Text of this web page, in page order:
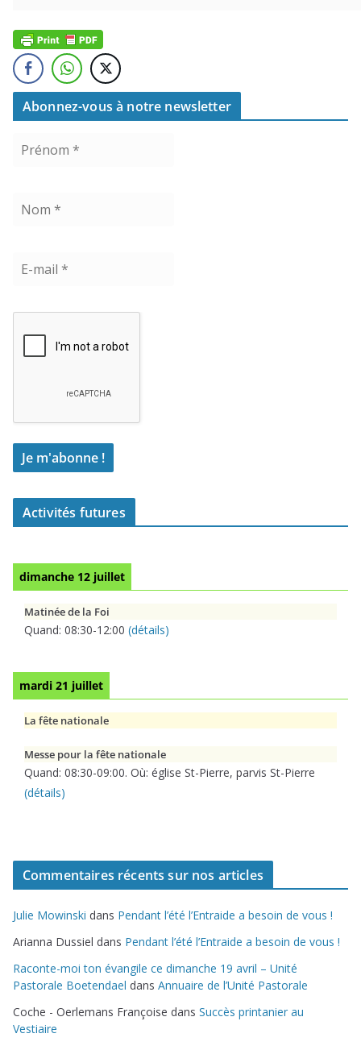
Abonnez-vous à notre newsletter
Activités futures
dimanche 12 juillet
Matinée de la Foi
Quand: 08:30-12:00 (détails)
mardi 21 juillet
La fête nationale
Messe pour la fête nationale
Quand: 08:30-09:00. Où: église St-Pierre, parvis St-Pierre
(détails)
Commentaires récents sur nos articles
Julie Mowinski dans Pendant l’été l’Entraide a besoin de vous !
Arianna Dussiel dans Pendant l’été l’Entraide a besoin de vous !
Raconte-moi ton évangile ce dimanche 19 avril – Unité
Pastorale Boetendael dans Annuaire de l’Unité Pastorale
Coche - Oerlemans Françoise dans Succès printanier au
Vestiaire